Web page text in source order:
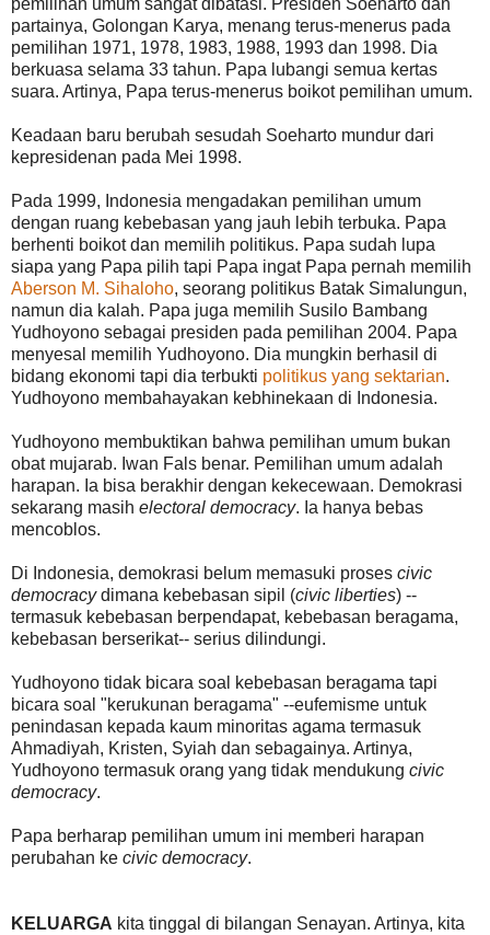
pemilihan umum sangat dibatasi. Presiden Soeharto dan
partainya, Golongan Karya, menang terus-menerus pada
pemilihan 1971, 1978, 1983, 1988, 1993 dan 1998. Dia
berkuasa selama 33 tahun. Papa lubangi semua kertas
suara. Artinya, Papa terus-menerus boikot pemilihan umum.
Keadaan baru berubah sesudah Soeharto mundur dari
kepresidenan pada Mei 1998.
Pada 1999, Indonesia mengadakan pemilihan umum
dengan ruang kebebasan yang jauh lebih terbuka. Papa
berhenti boikot dan memilih politikus. Papa sudah lupa
siapa yang Papa pilih tapi Papa ingat Papa pernah memilih
Aberson M. Sihaloho, seorang politikus Batak Simalungun,
namun dia kalah. Papa juga memilih Susilo Bambang
Yudhoyono sebagai presiden pada pemilihan 2004. Papa
menyesal memilih Yudhoyono. Dia mungkin berhasil di
bidang ekonomi tapi dia terbukti politikus yang sektarian.
Yudhoyono membahayakan kebhinekaan di Indonesia.
Yudhoyono membuktikan bahwa pemilihan umum bukan
obat mujarab. Iwan Fals benar. Pemilihan umum adalah
harapan. Ia bisa berakhir dengan kekecewaan. Demokrasi
sekarang masih electoral democracy. Ia hanya bebas
mencoblos.
Di Indonesia, demokrasi belum memasuki proses civic
democracydimana kebebasan sipil (civic liberties) --
termasuk kebebasan berpendapat, kebebasan beragama,
kebebasan berserikat-- serius dilindungi.
Yudhoyono tidak bicara soal kebebasan beragama tapi
bicara soal "kerukunan beragama" --eufemisme untuk
penindasan kepada kaum minoritas agama termasuk
Ahmadiyah, Kristen, Syiah dan sebagainya. Artinya,
Yudhoyono termasuk orang yang tidak mendukung civic
democracy.
Papa berharap pemilihan umum ini memberi harapan
perubahan ke civic democracy.
KELUARGA kita tinggal di bilangan Senayan. Artinya, kita